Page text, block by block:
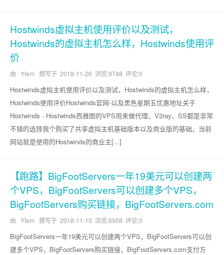
Hostwinds虚拟主机使用评价以及测试，
Hostwinds的虚拟主机怎么样，Hostwinds使用评
价
由 YIem 撰写于 2018-11-26 浏览:9748 评论:0
Hostwinds虚拟主机使用评价以及测试，Hostwinds的虚拟主机怎么样，
Hostwinds使用评价Hostwinds官网-以及黑色星期五优惠地址关于
Hostwinds - Hostwinds西雅图的VPS用来做代理、V2ray、SS都是非常
不错的选择我个购买了共享虚拟主机基础版本以及商业版的基础，当前
网站就是使用的Hostwinds的商业主[...]
【跑路】BigFootServers一年19美元可以创建两
个VPS，BigFootServers可以创建多个VPS，
BigFootServers购买链接，BigFootServers.com
由 YIem 撰写于 2018-11-10 浏览:6958 评论:0
BigFootServers一年19美元可以创建两个VPS，BigFootServers可以创
建多个VPS，BigFootServers购买链接，BigFootServers.com支付方